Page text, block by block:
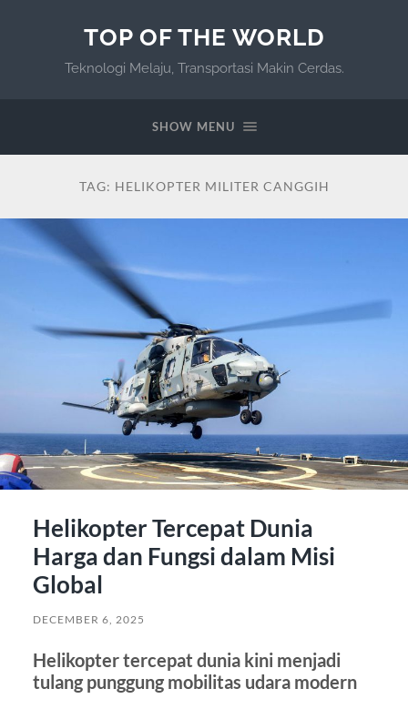
TOP OF THE WORLD
Teknologi Melaju, Transportasi Makin Cerdas.
SHOW MENU
TAG: HELIKOPTER MILITER CANGGIH
Helikopter Tercepat Dunia
Harga dan Fungsi dalam Misi
Global
DECEMBER 6, 2025
Helikopter tercepat dunia kini menjadi
tulang punggung mobilitas udara modern